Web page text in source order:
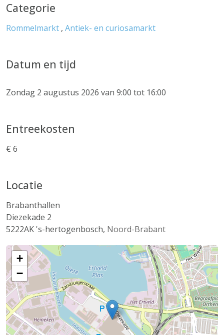
Categorie
Rommelmarkt , Antiek- en curiosamarkt
Datum en tijd
Zondag 2 augustus 2026 van 9:00 tot 16:00
Entreekosten
€ 6
Locatie
Brabanthallen
Diezekade 2
5222AK 's-hertogenbosch, Noord-Brabant
+
−